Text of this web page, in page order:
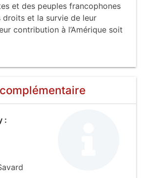
et des peuples francophones
et la survie de leur
contribution à l’Amérique soit
: